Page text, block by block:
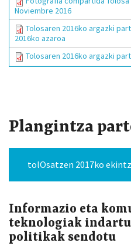
Noviembre 2016
Tolosaren 2016ko argazki
2016ko azaroa
Tolosaren 2016ko argazki
Plangintza
tolOsatzen 2017ko
Informazio eta
teknologiak
politikak sendotu